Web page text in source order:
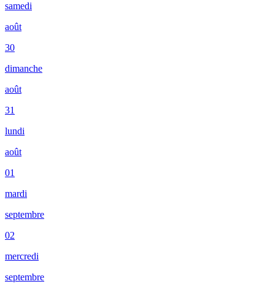
samedi
août
30
dimanche
août
31
lundi
août
01
mardi
septembre
02
mercredi
septembre